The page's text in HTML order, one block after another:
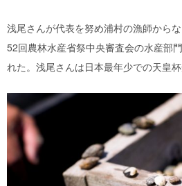
浅尾さんが代表を努め浦村の漁師から
52回農林水産省祭中央審査会の水産部
れた。浅尾さんは日本最年少での天皇杯